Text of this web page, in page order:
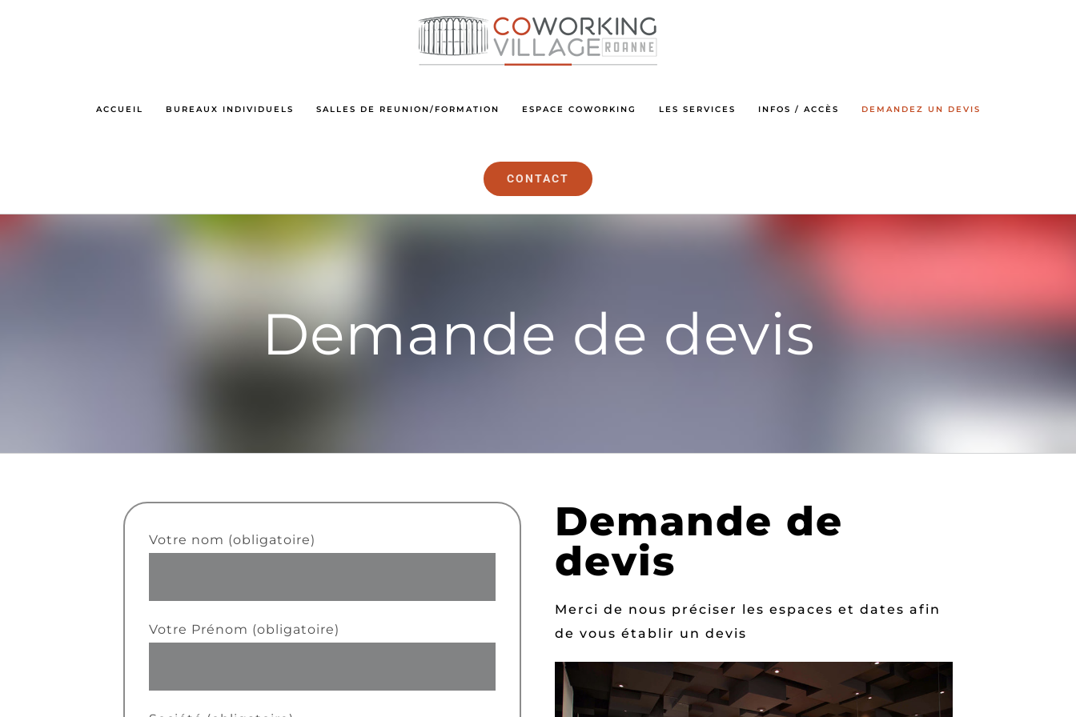
ACCUEIL BUREAUX INDIVIDUELS SALLES DE REUNION/FORMATION ESPACE COWORKING LES SERVICES INFOS / ACCÈS DEMANDEZ UN DEVIS
CONTACT
Demande de devis
Votre nom (obligatoire)
Votre Prénom (obligatoire)
Demande de
devis
Merci de nous préciser les espaces et dates afin
de vous établir un devis